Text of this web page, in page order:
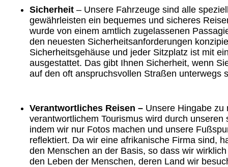
Sicherheit – Unsere Fahrzeuge sind alle
gewährleisten ein bequemes und sicheres
wurde von einem amtlich zugelassenen
den neuesten Sicherheitsanforderungen
Sicherheitsgehäuse und jeder Sitzplatz ist mit
ausgestattet. Das gibt Ihnen Sicherheit, wenn
auf den oft anspruchsvollen Straßen unterwegs
Verantwortliches Reisen – Unsere Hingabe zu
verantwortlichem Tourismus wird durch unseren
indem wir nur Fotos machen und unsere
reflektiert. Da wir eine afrikanische Firma sind,
den Menschen an der Basis, so dass wir
den Leben der Menschen, deren Land wir